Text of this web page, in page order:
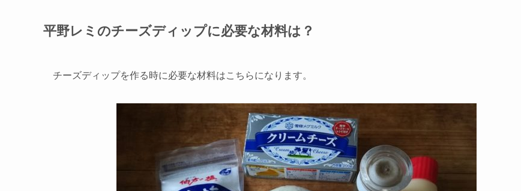
平野レミのチーズディップに必要な材料は？
チーズディップを作る時に必要な材料はこちらになります。